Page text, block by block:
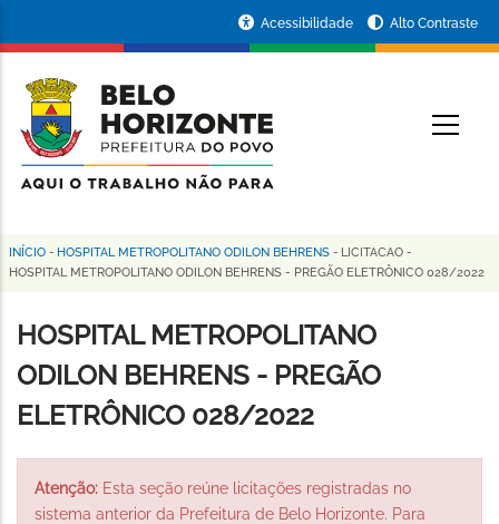
conteúdo
principal
da
Prefeitura
de
Horizonte
Acessibilidade Alto Contraste
Trilha
navegação
INÍCIO - HOSPITAL METROPOLITANO ODILON BEHRENS - LICITACAO -
HOSPITAL METROPOLITANO ODILON BEHRENS - PREGÃO ELETRÔNICO 028/2022
HOSPITAL METROPOLITANO
ODILON BEHRENS - PREGÃO
ELETRÔNICO 028/2022
Atenção: Esta seção reúne licitações registradas no
sistema anterior da Prefeitura de Belo Horizonte. Para